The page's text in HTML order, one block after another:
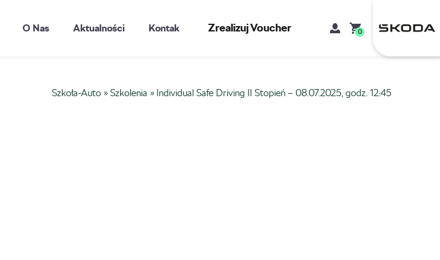
O Nas Aktualności Kontakt Zrealizuj Voucher 0
Szkoła-Auto »Szkolenia » Individual Safe Driving II Stopień – 08.07.2025, godz. 12:45